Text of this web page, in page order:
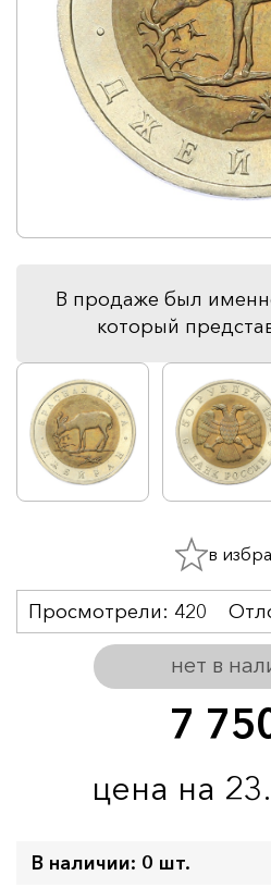
В продаже был
который
7
цена на
нет в
Просмотрели: 420
в
В наличии: 0 шт.